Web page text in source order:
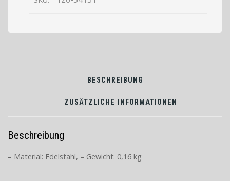
1/6
BESCHREIBUNG
ZUSÄTZLICHE INFORMATIONEN
Beschreibung
– Material: Edelstahl, – Gewicht: 0,16 kg